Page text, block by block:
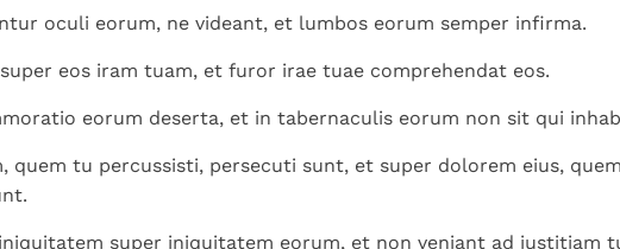
oculi eorum, ne videant, et lumbos eorum semper infirma.
eos iram tuam, et furor irae tuae comprehendat eos.
eorum deserta, et in tabernaculis eorum non sit qui
quem tu percussisti, persecuti sunt, et super dolorem eius,
super iniquitatem eorum, et non veniant ad iustitiam